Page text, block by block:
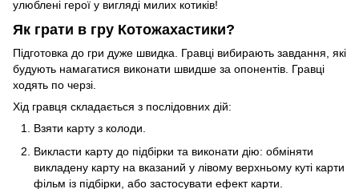
улюблені герої у вигляді милих котиків!
Як грати в гру Котожахастики?
Підготовка до гри дуже швидка. Гравці вибирають завдання, які
будують намагатися виконати швидше за опонентів. Гравці
ходять по черзі.
Хід гравця складається з послідовних дій:
Взяти карту з колоди.
Викласти карту до підбірки та виконати дію: обміняти
викладену карту на вказаний у лівому верхньому куті карти
фільм із підбірки, або застосувати ефект карти.